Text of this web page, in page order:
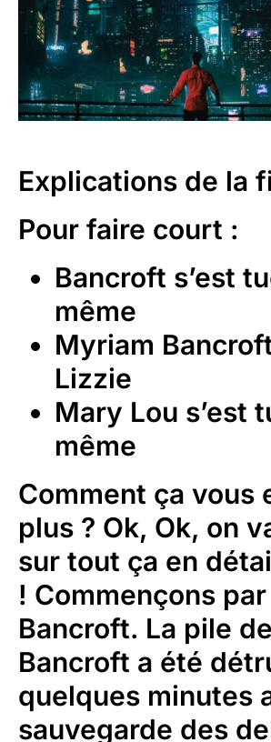
Explications de la
Pour faire court :
Bancroft s’est
même
Myriam
Lizzie
Mary Lou s’est
même
Comment ça vous
plus ? Ok, Ok, on
sur tout ça en
! Commençons par
Bancroft. La pile de
Bancroft a été
quelques minutes
sauvegarde des